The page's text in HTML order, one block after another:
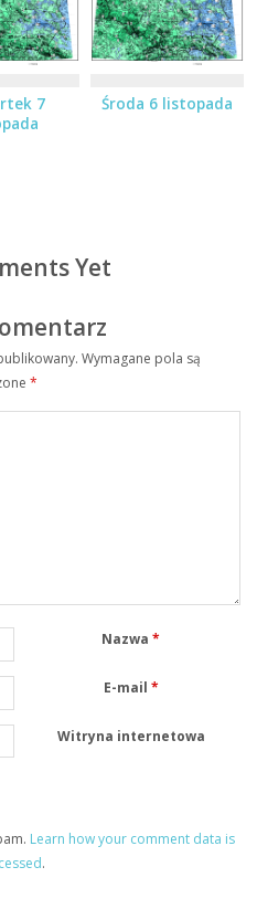
7
Środa 6 listopada
Yet
Wymagane pola są
*
Nazwa*
E-mail *
Witryna internetowa
Learn how your comment data is
.